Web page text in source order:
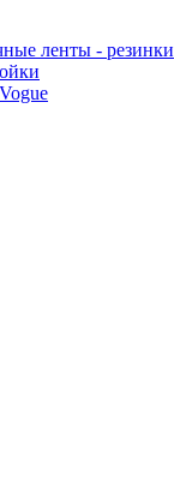
ленты - резинки